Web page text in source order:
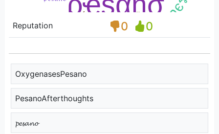
Reputation 0 0
OxygenasesPesano
PesanoAfterthoughts
𝓹𝓮𝓼𝓪𝓷𝓸